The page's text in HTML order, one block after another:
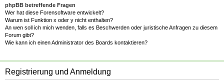
phpBB betreffende Fragen
Wer hat diese Forensoftware entwickelt?
Warum ist Funktion x oder y nicht enthalten?
An wen soll ich mich wenden, falls es Beschwerden oder juristische Anfragen zu diesem
Forum gibt?
Wie kann ich einen Administrator des Boards kontaktieren?
Registrierung und Anmeldung